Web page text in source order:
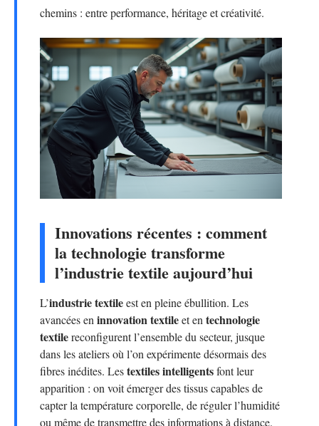
chemins : entre performance, héritage et créativité.
Innovations récentes : comment
la technologie transforme
l’industrie textile aujourd’hui
L’industrie textileest en pleine ébullition. Les
avancées en innovation textileet en technologie
textilereconfigurent l’ensemble du secteur, jusque
dans les ateliers où l’on expérimente désormais des
fibres inédites. Lestextiles intelligentsfont leur
apparition : on voit émerger des tissus capables de
capter la température corporelle, de réguler l’humidité
ou même de transmettre des informations à distance.